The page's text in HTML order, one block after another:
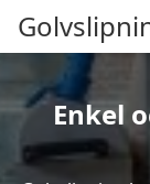
Enkel